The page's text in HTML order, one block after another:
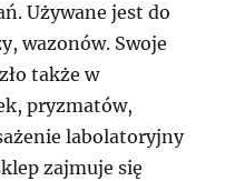
Używane jest do
wazonów. Swoje
także w
pryzmatów,
labolatoryjny
zajmuje się